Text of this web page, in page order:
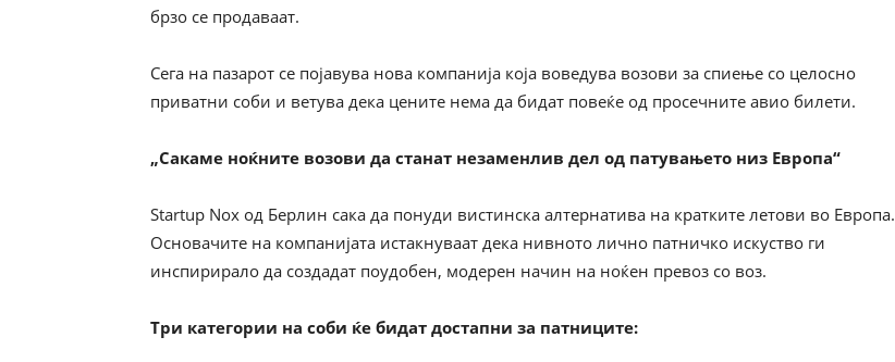
брзо се продаваат.
Сега на пазарот се појавува нова компанија која воведува возови за спиење со целосно
приватни соби и ветува дека цените нема да бидат повеќе од просечните авио билети.
„Сакаме ноќните возови да станат незаменлив дел од патувањето низ Европа“
Startup Nox од Берлин сака да понуди вистинска алтернатива на кратките летови во Европа.
Основачите на компанијата истакнуваат дека нивното лично патничко искуство ги
инспирирало да создадат поудобен, модерен начин на ноќен превоз со воз.
Три категории на соби ќе бидат достапни за патниците: